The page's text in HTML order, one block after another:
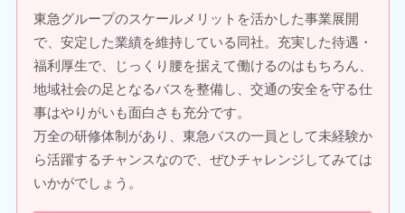
東急グループのスケールメリットを活かした事業展開
で、安定した業績を維持している同社。充実した待遇・
福利厚生で、じっくり腰を据えて働けるのはもちろん、
地域社会の足となるバスを整備し、交通の安全を守る仕
事はやりがいも面白さも充分です。
万全の研修体制があり、東急バスの一員として未経験か
ら活躍するチャンスなので、ぜひチャレンジしてみては
いかがでしょう。